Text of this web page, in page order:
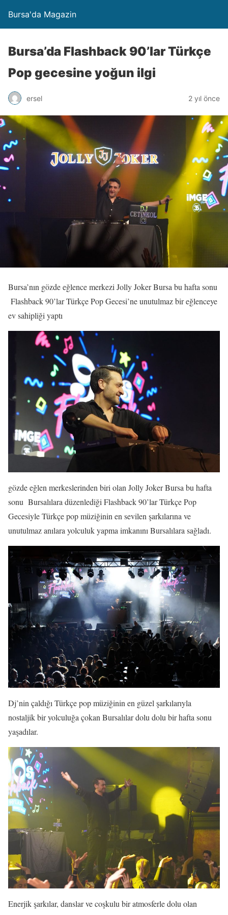
Bursa'da Magazin
Bursa’da Flashback 90’lar Türkçe
Pop gecesine yoğun ilgi
ersel 2 yıl önce
Bursa’nın gözde eğlence merkezi Jolly Joker Bursa bu hafta sonu
Flashback 90’lar Türkçe Pop Gecesi’ne unutulmaz bir eğlenceye
ev sahipliği yaptı
gözde eğlen merkeslerinden biri olan Jolly Joker Bursa bu hafta
sonu Bursalılara düzenlediği Flashback 90’lar Türkçe Pop
Gecesiyle Türkçe pop müziğinin en sevilen şarkılarına ve
unutulmaz anılara yolculuk yapma imkanını Bursalılara sağladı.
Dj’nin çaldığı Türkçe pop müziğinin en güzel şarkılarıyla
nostaljik bir yolculuğa çokan Bursalılar dolu dolu bir hafta sonu
yaşadılar.
Enerjik şarkılar, danslar ve coşkulu bir atmosferle dolu olan